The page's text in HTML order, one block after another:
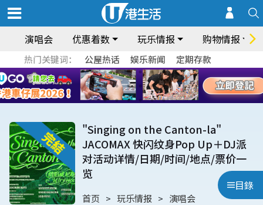
演唱会 优惠着数 玩乐情报 购物情报
热门关键词： 公屋热话 娱乐新闻 定期存款
目錄
"Singing on the Canton-la"
JACOMAX 快闪纹身Pop Up＋DJ派
对活动详情/日期/时间/地点/票价一
览
首页 玩乐情报 演唱会